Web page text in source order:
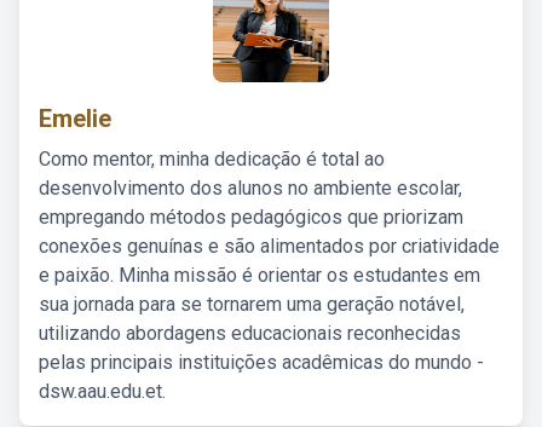
Emelie
Como mentor, minha dedicação é total ao
desenvolvimento dos alunos no ambiente escolar,
empregando métodos pedagógicos que priorizam
conexões genuínas e são alimentados por criatividade
e paixão. Minha missão é orientar os estudantes em
sua jornada para se tornarem uma geração notável,
utilizando abordagens educacionais reconhecidas
pelas principais instituições acadêmicas do mundo -
dsw.aau.edu.et.